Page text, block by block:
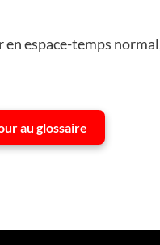
espace-temps
au glossaire